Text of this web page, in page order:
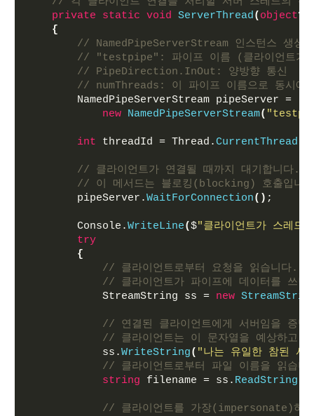
private
static void ServerThread( object?
{
// NamedPipeServerStream 인스턴스 생성
// "testpipe": 파이프 이름 (클라이언트가
// PipeDirection.InOut: 양방향 통신
// numThreads: 이 파이프 이름으로 동시에
        NamedPipeServerStream pipeServer =
new NamedPipeServerStream(
int threadId = Thread.CurrentThread
// 클라이언트가 연결될 때까지 대기합니다.
// 이 메서드는 블로킹(blocking) 호출입니
        pipeServer.
WaitForConnection() ;
        Console.
WriteLine($"클라이언트가 스레드[
try
{
// 클라이언트로부터 요청을 읽습니다.
// 클라이언트가 파이프에 데이터를 쓰
            StreamString ss =
new
// 연결된 클라이언트에게 서버임을 증명
// 클라이언트는 이 문자열을 예상하고
            ss.
WriteString( "나는 유일한 참된 서
// 클라이언트로부터 파일 이름을 읽습니
string filename = ss. ReadString
// 클라이언트를 가장(impersonate)하